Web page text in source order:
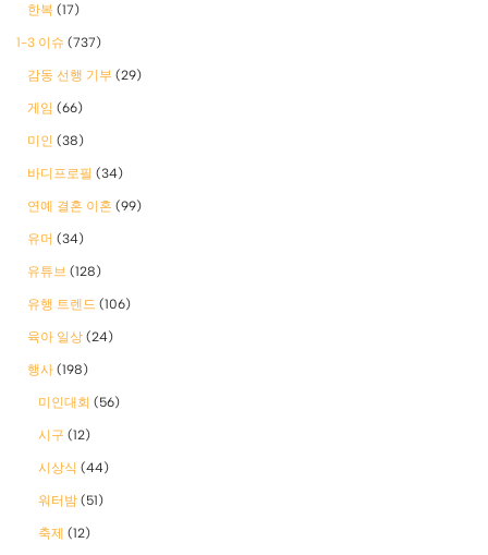
한복 (17)
1-3 이슈 (737)
감동 선행 기부 (29)
게임 (66)
미인 (38)
바디프로필 (34)
연예 결혼 이혼 (99)
유머 (34)
유튜브 (128)
유행 트렌드 (106)
육아 일상 (24)
행사 (198)
미인대회 (56)
시구 (12)
시상식 (44)
워터밤 (51)
축제 (12)